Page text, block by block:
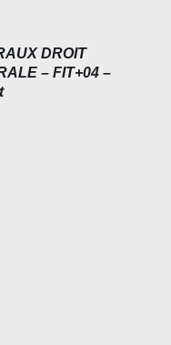
DROIT
– FIT+04 –